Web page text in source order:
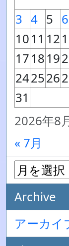
2026年8
3 4 5 6
1011 12
171819
242526
31
« 7月
Archive
アーカイ